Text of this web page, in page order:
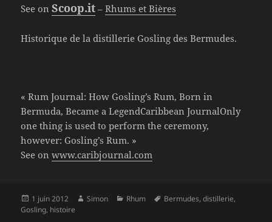
See onScoop.it –Rhums et Bières
Historique de la distillerie Gosling des Bermudes.
« Rum Journal: How Gosling’s Rum, Born in
Bermuda, Became a LegendCaribbean JournalOnly
one thing is used to perform the ceremony,
however: Gosling’s Rum. »
See onwww.caribjournal.com
Publié
le
1 juin 2012 Auteur
Simon Catégories
Rhum
Mots-
Bermudes,distillerie,
Gosling, histoire